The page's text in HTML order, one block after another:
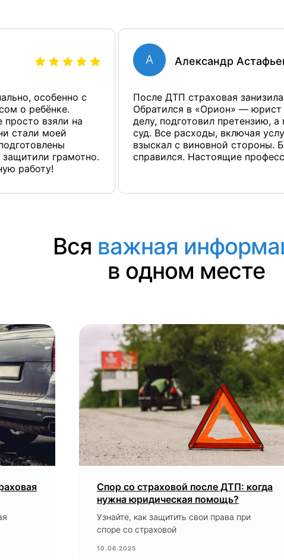
особенно с
о ребёнке.
взяли на
стали моей
грамотно.
работу!
После ДТП страховая
Обратился в «Орион» — юрист
делу, подготовил претензию,
суд. Все расходы, включая
взыскал с виновной стороны.
справился. Настоящие
А Александр
Вся важная
в одном месте
Спор со страховой после ДТП: когда
нужна юридическая помощь?
Узнайте, как защитить свои права при
споре со страховой
10.06.2025